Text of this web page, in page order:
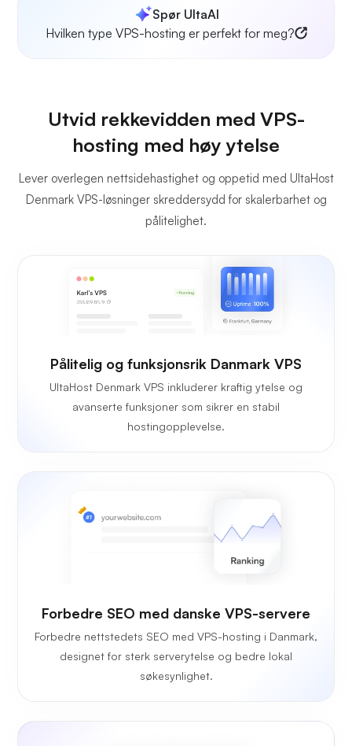
Spør UltaAI
Hvilken type VPS-hosting er perfekt for meg?
Utvid rekkevidden med VPS-
hosting med høy ytelse
Lever overlegen nettsidehastighet og oppetid med UltaHost
Denmark VPS-løsninger skreddersydd for skalerbarhet og
pålitelighet.
Pålitelig og funksjonsrik Danmark VPS
UltaHost Denmark VPS inkluderer kraftig ytelse og
avanserte funksjoner som sikrer en stabil
hostingopplevelse.
Forbedre SEO med danske VPS-servere
Forbedre nettstedets SEO med VPS-hosting i Danmark,
designet for sterk serverytelse og bedre lokal
søkesynlighet.